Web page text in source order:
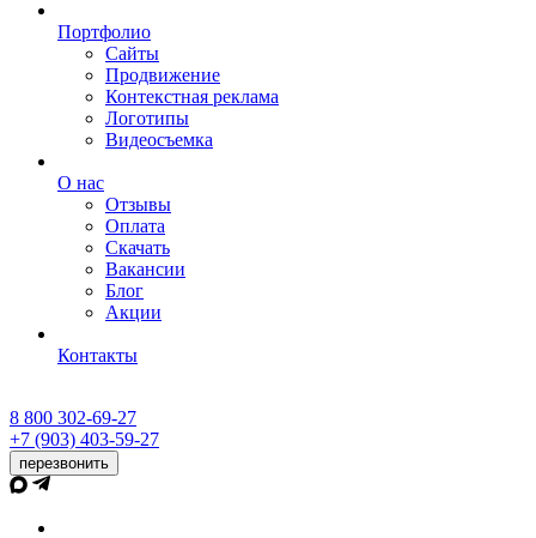
Портфолио
Сайты
Продвижение
Контекстная реклама
Логотипы
Видеосъемка
О нас
Отзывы
Оплата
Скачать
Вакансии
Блог
Акции
Контакты
8 800 302-69-27
+7 (903) 403-59-27
перезвонить